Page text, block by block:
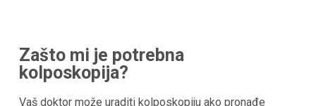
Zašto mi je potrebna
kolposkopija?
Vaš doktor može uraditi kolposkopiju ako pronađe